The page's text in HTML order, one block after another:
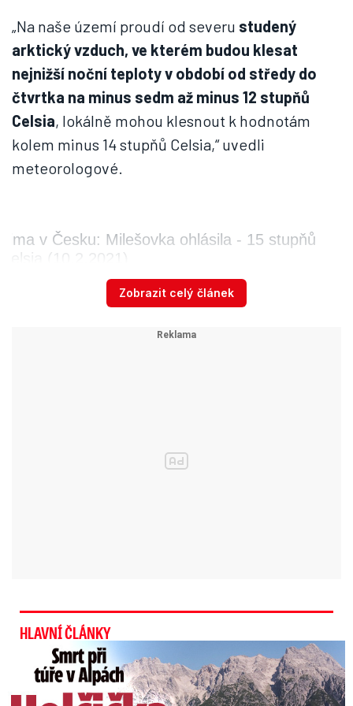
„Na naše území proudí od severu studený
arktický vzduch, ve kterém budou klesat
nejnižší noční teploty v období od středy do
čtvrtka na minus sedm až minus 12 stupňů
Celsia, lokálně mohou klesnout k hodnotám
kolem minus 14 stupňů Celsia,“ uvedli
meteorologové.
Zima v Česku: Milešovka ohlásila - 15 stupňů
Celsia (10.2.2021)
Autor: Český hydrometeorologický ústav
Silné mrazy předpovídají hlavně na
severozápadě a západě Čech a místy na
Teploty klesající hluboko pod bod mrazu
ochladilo o 5 °C na konečných -11,2 °C.
Nejtepleji pak bylo v Kuchařovicích, kde bylo
pouze -4 °C.Na celém českém území panovala
Zobrazit celý článek
HLAVNÍ ČLÁNKY
Smrt Češky v Alpách: Zemřela při túře s rodiči